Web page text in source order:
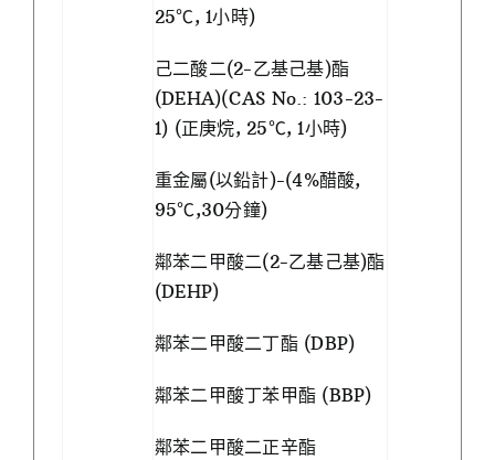
25℃, 1小時)
己二酸二(2-乙基己基)酯
(DEHA)(CAS No.: 103-23-
1) (正庚烷, 25℃, 1小時)
重金屬(以鉛計)-(4%醋酸,
95℃,30分鐘)
鄰苯二甲酸二(2-乙基己基)酯
(DEHP)
鄰苯二甲酸二丁酯 (DBP)
鄰苯二甲酸丁苯甲酯 (BBP)
鄰苯二甲酸二正辛酯